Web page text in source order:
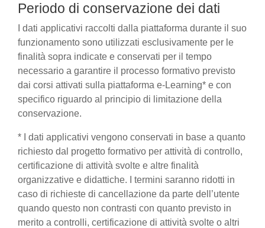
Periodo di conservazione dei dati
I dati applicativi raccolti dalla piattaforma durante il suo
funzionamento sono utilizzati esclusivamente per le
finalità sopra indicate e conservati per il tempo
necessario a garantire il processo formativo previsto
dai corsi attivati sulla piattaforma e-Learning* e con
specifico riguardo al principio di limitazione della
conservazione.
* I dati applicativi vengono conservati in base a quanto
richiesto dal progetto formativo per attività di controllo,
certificazione di attività svolte e altre finalità
organizzative e didattiche. I termini saranno ridotti in
caso di richieste di cancellazione da parte dell’utente
quando questo non contrasti con quanto previsto in
merito a controlli, certificazione di attività svolte o altri